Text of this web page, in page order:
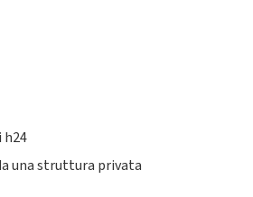
h24
una struttura privata